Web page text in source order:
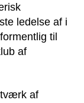
ledelse af i
til
af
af